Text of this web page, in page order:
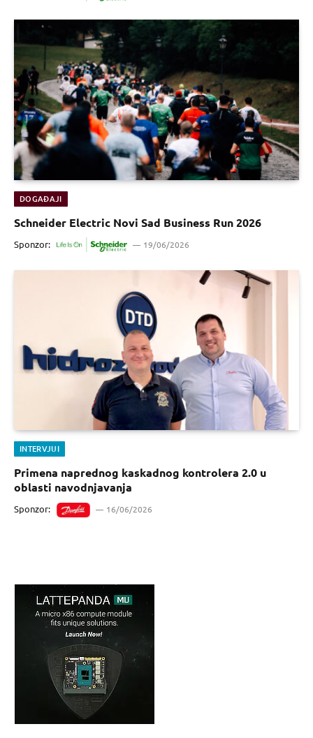
DOGAĐAJI
Schneider Electric Novi Sad Business Run 2026
Sponzor: 19/06/2026
INTERVJUI
Primena naprednog kaskadnog kontrolera 2.0 u
oblasti navodnjavanja
Sponzor: 16/06/2026